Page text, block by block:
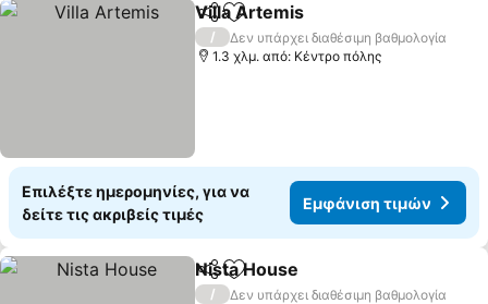
Κοινοποίηση
Προσθήκη στα αγαπημένα
Villa Artemis
/
Δεν υπάρχει διαθέσιμη βαθμολογία
1.3 χλμ. από: Κέντρο πόλης
Επιλέξτε ημερομηνίες, για να
δείτε τις ακριβείς τιμές
Εμφάνιση τιμών
Κοινοποίηση
Προσθήκη στα αγαπημένα
Nista House
/
Δεν υπάρχει διαθέσιμη βαθμολογία